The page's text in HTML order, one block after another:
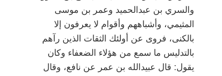
والسري بن عبدالحميد وعمر بن موسى
المثيمي، وأشباههم وأقوام لا يعرفون إلا
بالكنى، فروى عن أولئك الثقات الذين رآهم
بالتدليس ما سمع من هؤلاء الضعفاء وكان
يقول: قال عبيدالله بن عمر عن نافع، وقال